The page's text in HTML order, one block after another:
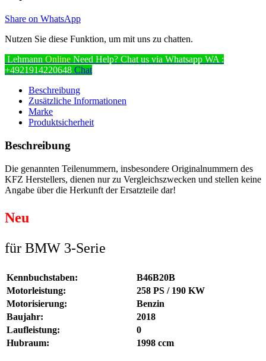
Share on WhatsApp
Nutzen Sie diese Funktion, um mit uns zu chatten.
Lehmann Online Need Help? Chat us via Whatsapp WA :
+4921914220648 Chat
Beschreibung
Zusätzliche Informationen
Marke
Produktsicherheit
Beschreibung
Die genannten Teilenummern, insbesondere Originalnummern des
KFZ Herstellers, dienen nur zu Vergleichszwecken und stellen keine
Angabe über die Herkunft der Ersatzteile dar!
Neu
für BMW 3-Serie
Kennbuchstaben:
B46B20B
Motorleistung:
258 PS / 190 KW
Motorisierung:
Benzin
Baujahr:
2018
Laufleistung:
0
Hubraum:
1998 ccm